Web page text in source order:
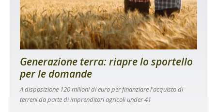
Generazione terra: riapre lo sportello
per le domande
A disposizione 120 milioni di euro per finanziare l'acquisto di
terreni da parte di imprenditori agricoli under 41